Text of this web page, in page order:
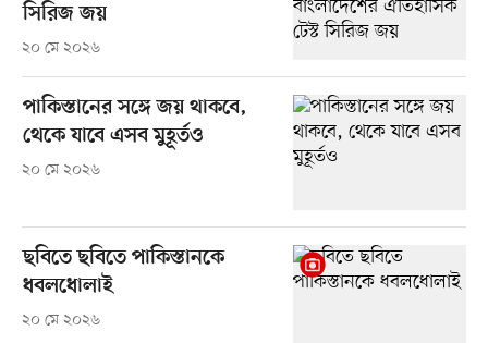
সিরিজ জয়
২০ মে ২০২৬
পাকিস্তানের সঙ্গে জয় থাকবে,
থেকে যাবে এসব মুহূর্তও
২০ মে ২০২৬
ছবিতে ছবিতে পাকিস্তানকে
ধবলধোলাই
২০ মে ২০২৬